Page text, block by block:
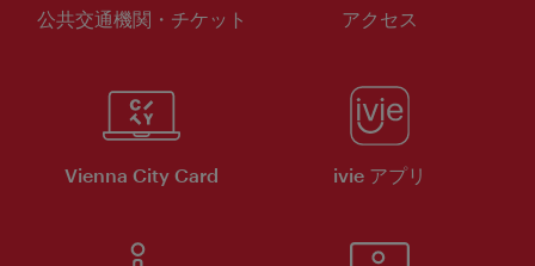
公共交通機関・チケット アクセス
Vienna City Card ivie アプリ